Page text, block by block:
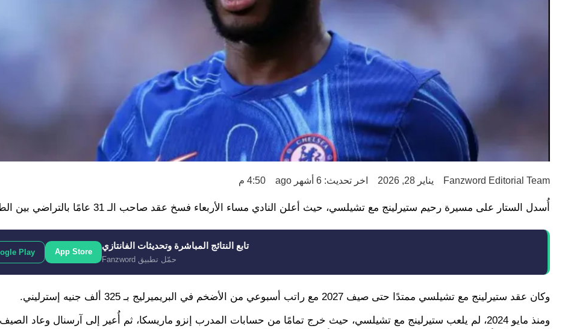
Fanzword Editorial Team يناير 28, 2026 اخر تحديث: 6 أشهر ago 4:50 م
أُسدل الستار على مسيرة رحيم ستيرلينج مع تشيلسي، حيث أعلن النادي مساء الأربعاء فسخ عقد صاحب الـ 31 عامًا بالتراضي بين الطرفين.
تابع النتائج المباشرة وتحديثات الفانتازي
حمّل تطبيق Fanzword
App Store
Play
وكان عقد ستيرلينج مع تشيلسي ممتدًا حتى صيف 2027 مع راتب أسبوعي من الأضخم في البريميرليج بـ 325 ألف جنيه إسترليني.
ومنذ مايو 2024، لم يلعب ستيرلينج مع تشيلسي، حيث خرج تمامًا من حسابات المدرب إنزو ماريسكا، ثم أُعير إلى آرسنال وعاد الصيف